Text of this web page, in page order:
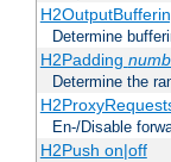
Determine
H2Padding
Determine the
En-/Disable
H2Push on|off